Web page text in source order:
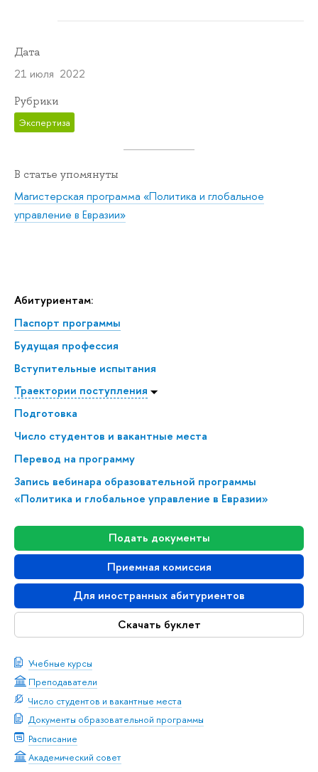
Абитуриентам:
Паспорт программы
Будущая профессия
Всту­пи­тель­ные испытания
Траектории поступления
Подготовка
Число студентов и вакантные места
Перевод на программу
Запись вебинара образовательной программы
«Политика и глобальное управление в Евразии»
Подать документы
Приемная комиссия
Для иностранных абитуриентов
Скачать буклет
Учебные курсы
Преподаватели
Число студентов и вакантные места
Документы образовательной программы
Расписание
Академический совет
Дата
21 июля 2022
Рубрики
Экспертиза
В статье упомянуты
Магистерская программа «Политика и глобальное
управление в Евразии»